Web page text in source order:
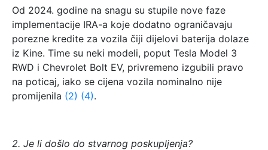
Od 2024. godine na snagu su stupile nove faze
implementacije IRA-a koje dodatno ograničavaju
porezne kredite za vozila čiji dijelovi baterija dolaze
iz Kine. Time su neki modeli, poput Tesla Model 3
RWD i Chevrolet Bolt EV, privremeno izgubili pravo
na poticaj, iako se cijena vozila nominalno nije
promijenila (2) (4).
2. Je li došlo do stvarnog poskupljenja?